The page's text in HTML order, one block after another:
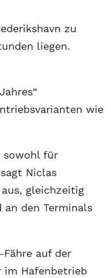
zu
liegen.
wie
sowohl für
Niclas
gleichzeitig
den Terminals
auf der
im Hafenbetrieb